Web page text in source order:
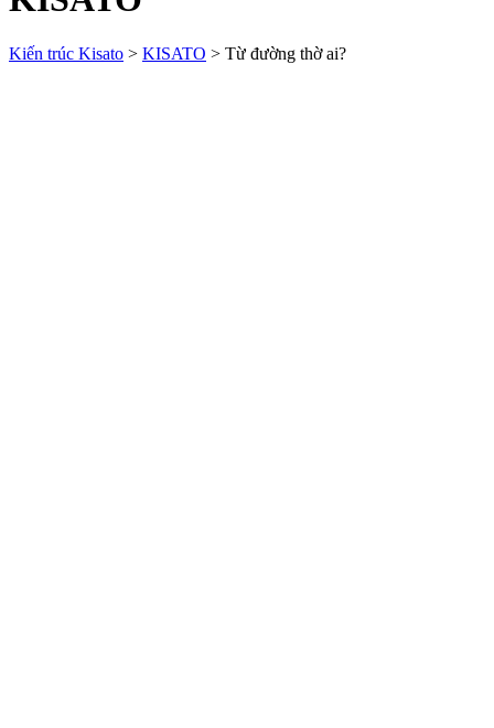
Kiến trúc Kisato > KISATO > Từ đường thờ ai?